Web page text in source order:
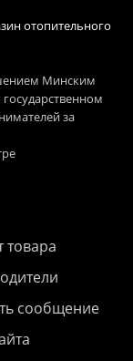
отопительного
Минским
за
товара
сообщение